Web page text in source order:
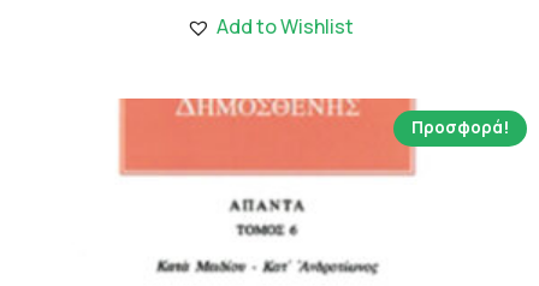
1,696.00 €.
Add to Wishlist
Προσφορά!